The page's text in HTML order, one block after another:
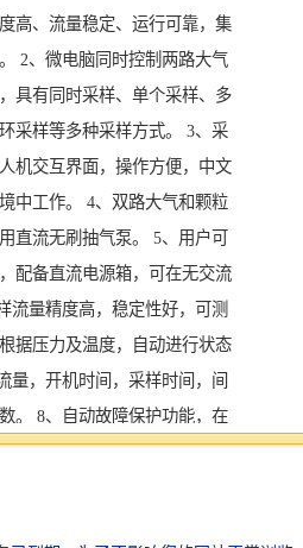
高、流量稳定、运行可靠，集
2、微电脑同时控制两路大气
具有同时采样、单个采样、多
采样等多种采样方式。 3、采
机交互界面，操作方便，中文
中工作。 4、双路大气和颗粒
直流无刷抽气泵。 5、用户可
配备直流电源箱，可在无交流
流量精度高，稳定性好，可测
据压力及温度，自动进行状态
量，开机时间，采样时间，间
。 8、自动故障保护功能，在
流量自动停机保护。 9、内置
时保存数据交流来电时自动恢
程中的掉电时间，并可供用户